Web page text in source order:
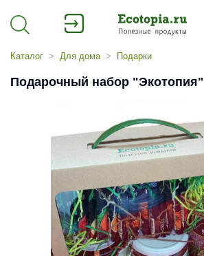
Каталог Для дома Подарки
Подарочный набор "Экотопия"